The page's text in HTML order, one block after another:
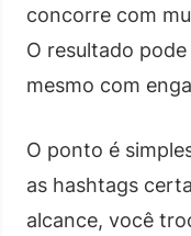
concorre com
O resultado
mesmo com
O ponto é
as hashtags
alcance, você